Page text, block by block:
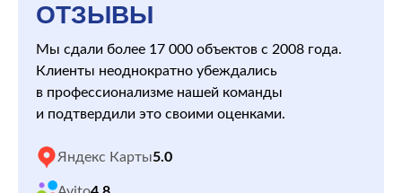
ОТЗЫВЫ
Мы сдали более 17 000 объектов с 2008 года.
Клиенты неоднократно убеждались
в профессионализме нашей команды
и подтвердили это своими оценками.
Яндекс Карты5.0